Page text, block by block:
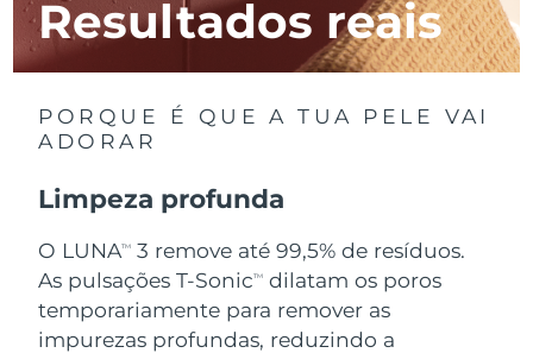
Resultados reais
PORQUE É QUE A TUA PELE VAI
ADORAR
Limpeza profunda
O LUNATM
3 remove até 99,5% de resíduos.
As pulsações T-SonicTM
dilatam os poros
temporariamente para remover as
impurezas profundas, reduzindo a
Luxemburgo Entrega prevista8/9/26
Macau, RAE da
China
Malta
México Entrega prevista8/13/26
Mônaco Entrega prevista